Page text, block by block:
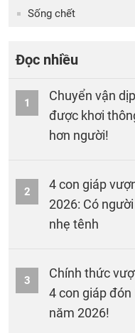
Sống chết
Đọc nhiều
1
Chuyển vận
được khơi
hơn người!
2
4 con giáp
2026: Có
nhẹ tênh
3
Chính thức
4 con giáp đón
năm 2026!